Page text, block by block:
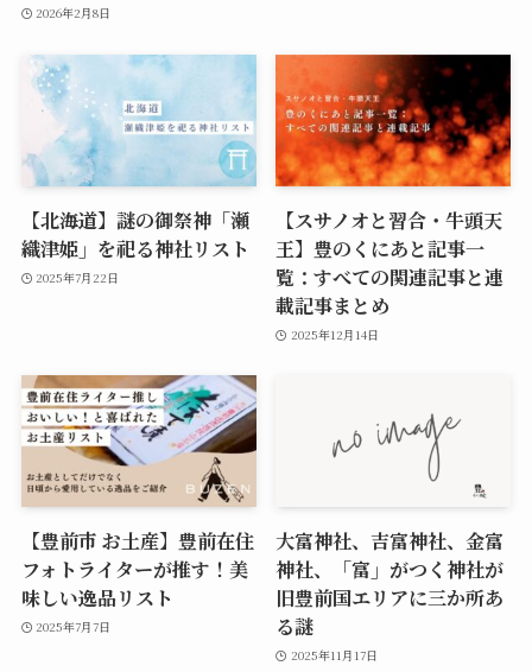
2026年2月8日
【北海道】謎の御祭神「瀬
織津姫」を祀る神社リスト
2025年7月22日
【スサノオと習合・牛頭天
王】豊のくにあと記事一
覧：すべての関連記事と連
載記事まとめ
2025年12月14日
【豊前市 お土産】豊前在住
フォトライターが推す！美
味しい逸品リスト
2025年7月7日
大富神社、吉富神社、金富
神社、「富」がつく神社が
旧豊前国エリアに三か所あ
る謎
2025年11月17日